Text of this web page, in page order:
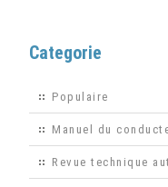
Categorie
Populaire
Manuel du
Revue technique